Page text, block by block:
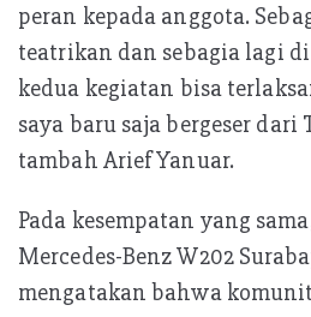
peran kepada anggota.
teatrikan dan sebagia lagi
kedua kegiatan bisa
saya baru saja bergeser dari
tambah Arief Yanuar.
Pada kesempatan yang
Mercedes-Benz W202
mengatakan bahwa